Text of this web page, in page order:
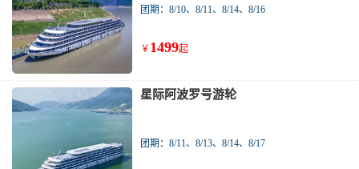
团期：8/10、8/11、8/14、8/16
￥ 1499起
星际阿波罗号游轮
团期：8/11、8/13、8/14、8/17